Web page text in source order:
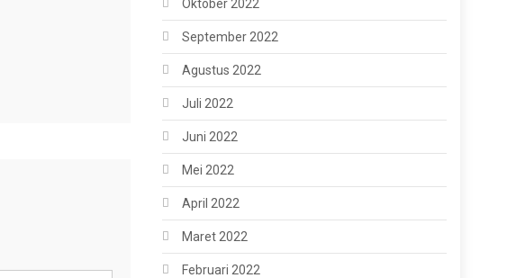
Oktober 2022
September 2022
Agustus 2022
Juli 2022
Juni 2022
Mei 2022
April 2022
Maret 2022
Februari 2022